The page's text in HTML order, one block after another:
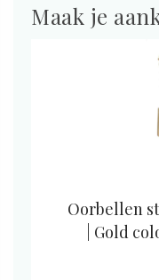
Maak je
Oorbellen
| Gold